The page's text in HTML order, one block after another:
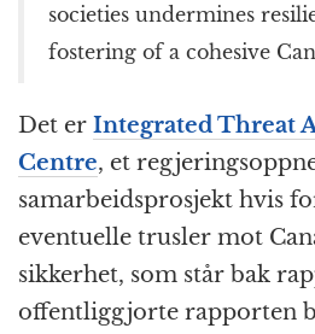
societies undermines
fostering of a cohesive
Det er Integrated Threat
Centre, et
samarbeidsprosjekt hvis
eventuelle trusler mot
sikkerhet, som står bak
offentliggjorte rapporten